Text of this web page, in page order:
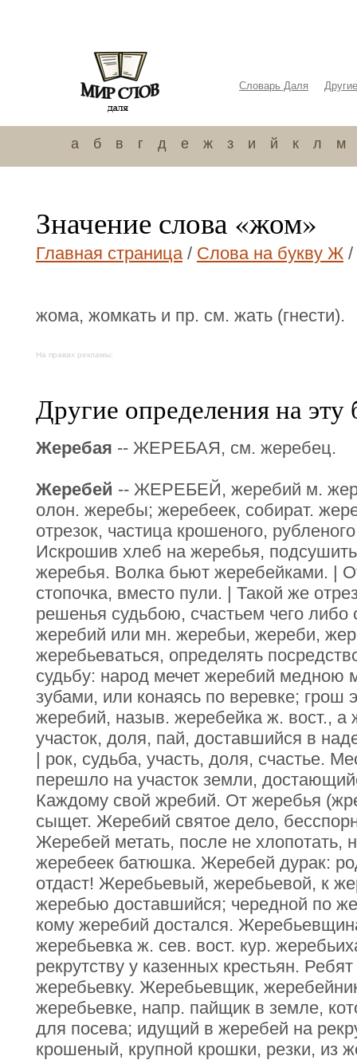
Словарь Даля
а б в г д е ж з и й к л м
Значение слова «жом»
Главная страница/ Слова на букву Ж
жома, жомкать и пр. см. жать (гнести).
На правах рекламы:
Другие определения на эту
Жеребая -- ЖЕРЕБАЯ, см. жеребец.
Жеребей -- ЖЕРЕБЕЙ, жеребий м.
олон. жеребы; жеребеек, собират.
отрезок, частица крошеного,
Искрошив хлеб на жеребья,
жеребья. Волка бьют жеребейками. |
стопочка, вместо пули. | Такой же
решенья судьбою, счастьем чего либо
жеребий или мн. жеребьи, жереби,
жеребьеваться, определять
судьбу: народ мечет жеребий медною
зубами, или конаясь по веревке; грош
жеребий, назыв. жеребейка ж. вост.,
участок, доля, пай, доставшийся в
| рок, судьба, участь, доля, счастье.
перешло на участок земли,
Каждому свой жребий. От жеребья
сыщет. Жеребий святое дело,
Жеребей метать, после не хлопотать,
жеребеек батюшка. Жеребей дурак:
отдаст! Жеребьевый, жеребьевой, к
жеребью доставшийся; чередной по
кому жеребий достался.
жеребьевка ж. сев. вост. кур.
рекрутству у казенных крестьян.
жеребьевку. Жеребьевщик,
жеребьевке, напр. пайщик в земле,
для посева; идущий в жеребей на
крошеный, крупной крошки, резки, из